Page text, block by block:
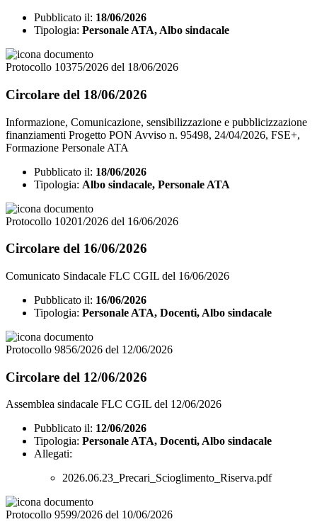
Pubblicato il: 18/06/2026
Tipologia: Personale ATA, Albo sindacale
Protocollo 10375/2026 del 18/06/2026
Circolare del 18/06/2026
Informazione, Comunicazione, sensibilizzazione e pubblicizzazione
finanziamenti Progetto PON Avviso n. 95498, 24/04/2026, FSE+,
Formazione Personale ATA
Pubblicato il: 18/06/2026
Tipologia: Albo sindacale, Personale ATA
Protocollo 10201/2026 del 16/06/2026
Circolare del 16/06/2026
Comunicato Sindacale FLC CGIL del 16/06/2026
Pubblicato il: 16/06/2026
Tipologia: Personale ATA, Docenti, Albo sindacale
Protocollo 9856/2026 del 12/06/2026
Circolare del 12/06/2026
Assemblea sindacale FLC CGIL del 12/06/2026
Pubblicato il: 12/06/2026
Tipologia: Personale ATA, Docenti, Albo sindacale
Allegati:
2026.06.23_Precari_Scioglimento_Riserva.pdf
Protocollo 9599/2026 del 10/06/2026